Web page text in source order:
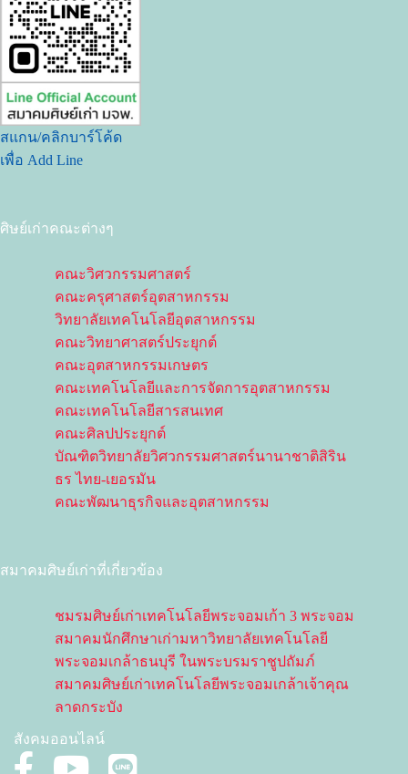
สแกน/คลิกบาร์โค้ด
เพื่อ Add Line
ศิษย์เก่าคณะต่างๆ
คณะวิศวกรรมศาสตร์
คณะครุศาสตร์อุตสาหกรรม
วิทยาลัยเทคโนโลยีอุตสาหกรรม
คณะวิทยาศาสตร์ประยุกต์
คณะอุตสาหกรรมเกษตร
คณะเทคโนโลยีและการจัดการอุตสาหกรรม
คณะเทคโนโลยีสารสนเทศ
คณะศิลปประยุกต์
บัณฑิตวิทยาลัยวิศวกรรมศาสตร์นานาชาติสิริน
ธร ไทย-เยอรมัน
คณะพัฒนาธุรกิจและอุตสาหกรรม
สมาคมศิษย์เก่าที่เกี่ยวข้อง
ชมรมศิษย์เก่าเทคโนโลยีพระจอมเก้า 3 พระจอม
สมาคมนักศึกษาเก่ามหาวิทยาลัยเทคโนโลยี
พระจอมเกล้าธนบุรี ในพระบรมราชูปถัมภ์
สมาคมศิษย์เก่าเทคโนโลยีพระจอมเกล้าเจ้าคุณ
ลาดกระบัง
สังคมออนไลน์